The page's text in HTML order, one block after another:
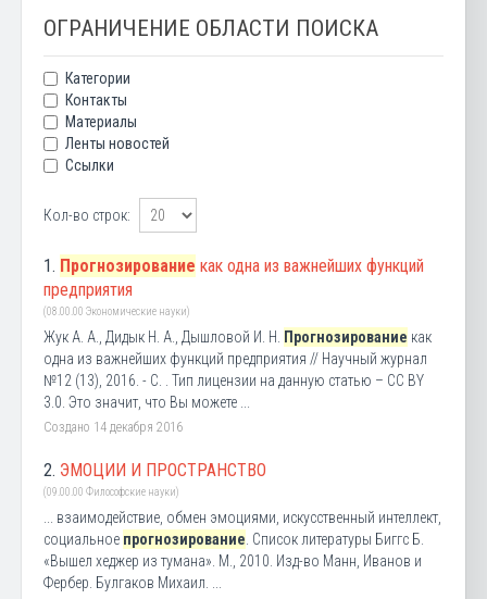
ОГРАНИЧЕНИЕ ОБЛАСТИ ПОИСКА
Категории
Контакты
Материалы
Ленты новостей
Ссылки
Кол-во строк:
1. Прогнозирование как одна из важнейших функций
предприятия
(08.00.00 Экономические науки)
Жук А. А., Дидык Н. А., Дышловой И. Н. Прогнозирование как
одна из важнейших функций предприятия // Научный журнал
№12 (13), 2016. - С. . Тип лицензии на данную статью – CC BY
3.0. Это значит, что Вы можете ...
Создано 14 декабря 2016
2. ЭМОЦИИ И ПРОСТРАНСТВО
(09.00.00 Философские науки)
... взаимодействие, обмен эмоциями, искусственный интеллект,
социальное прогнозирование . Список литературы Биггс Б.
«Вышел хеджер из тумана». М., 2010. Изд-во Манн, Иванов и
Фербер. Булгаков Михаил. ...